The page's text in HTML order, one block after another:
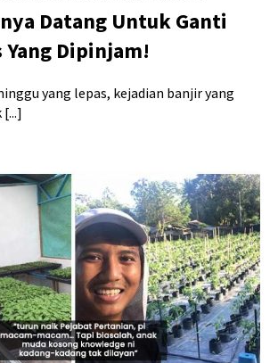
Datang Untuk Ganti
Yang Dipinjam!
yang lepas, kejadian banjir yang